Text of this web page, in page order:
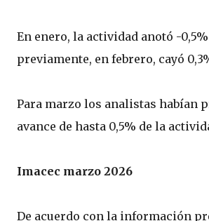
En enero, la actividad anotó -
previamente, en febrero, cayó
Para marzo los analistas habían
avance de hasta 0,5% de la
Imacec marzo 2026
De acuerdo con la información